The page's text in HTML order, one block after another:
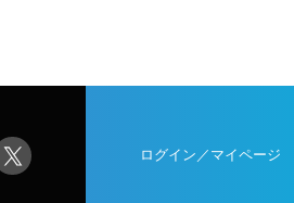
ログイン／マイページ